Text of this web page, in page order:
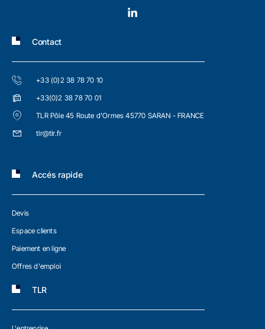
Contact
+33 (0)2 38 78 70 10
+33(0)2 38 78 70 01
TLR Pôle 45 Route d'Ormes 45770 SARAN - FRANCE
tlr@tlr.fr
Accés rapide
Devis
Espace clients
Paiement en ligne
Offres d'emploi
TLR